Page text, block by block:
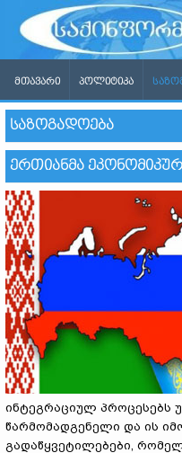
ᲛᲗᲐᲕᲐᲠᲘ ᲞᲝᲚᲘᲢᲘᲙᲐ
ᲡᲐᲖᲝᲒᲐᲓᲝᲔᲑᲐ
ᲔᲠᲗᲘᲐᲜᲛᲐ
ინტეგრაციულ პროცესებს
წარმომადგენელი და ის
გადაწყვეტილებები,